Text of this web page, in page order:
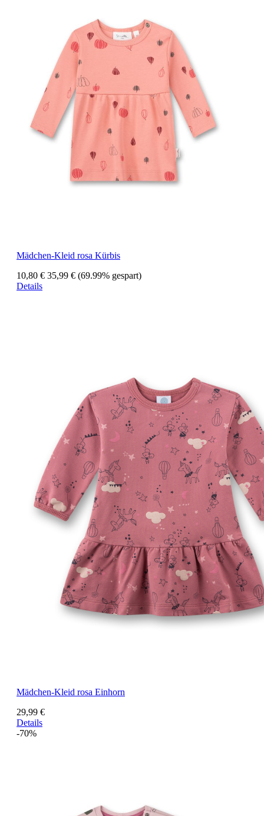
Mädchen-Kleid rosa Kürbis
10,80 € 35,99 € (69.99% gespart)
Details
Mädchen-Kleid rosa Einhorn
29,99 €
Details
-70%